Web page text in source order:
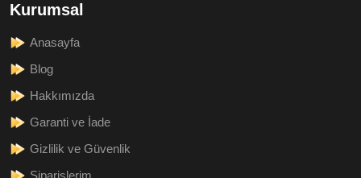
Kurumsal
Anasayfa
Blog
Hakkımızda
Garanti ve İade
Gizlilik ve Güvenlik